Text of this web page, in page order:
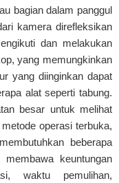
bagian dalam panggul
kamera direfleksikan
dan melakukan
yang memungkinkan
yang diinginkan dapat
alat seperti tabung.
besar untuk melihat
operasi terbuka,
beberapa
keuntungan
waktu pemulihan,